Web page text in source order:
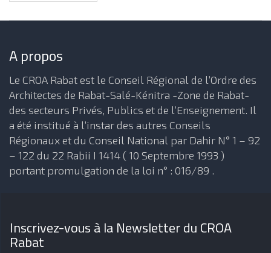
A propos
Le CROA Rabat est le Conseil Régional de l’Ordre des
Architectes de Rabat-Salé-Kénitra -Zone de Rabat-
des secteurs Privés, Publics et de l’Enseignement. Il
a été institué à l’instar des autres Conseils
Régionaux et du Conseil National par Dahir N° 1 – 92
– 122 du 22 Rabii I 1414 ( 10 Septembre 1993 )
portant promulgation de la loi n° : 016/89 .
Inscrivez-vous à la Newsletter du CROA
Rabat